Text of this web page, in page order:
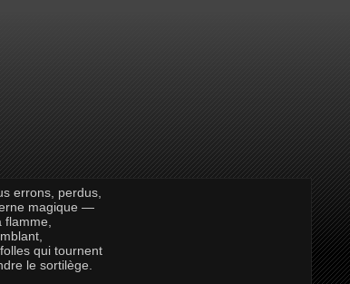
errons, perdus,
magique —
qui tournent
le sortilège.